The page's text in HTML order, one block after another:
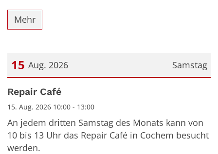
Mehr
Samstag
15 Aug. 2026
Datum: 15. August 2026
Repair Café
15. Aug. 2026 10:00 - 13:00
An jedem dritten Samstag des Monats kann von
10 bis 13 Uhr das Repair Café in Cochem besucht
werden.